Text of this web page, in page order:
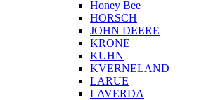
Honey Bee
HORSCH
JOHN DEERE
KRONE
KUHN
KVERNELAND
LARUE
LAVERDA